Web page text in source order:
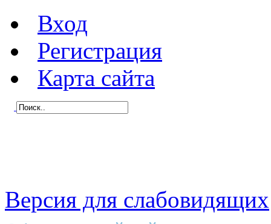
Вход
Регистрация
Карта сайта
Версия для слабовидящих